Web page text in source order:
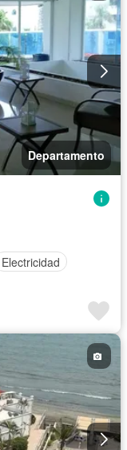
Departamento
Electricidad